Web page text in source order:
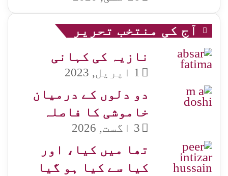
آج کی منتخب تحریر
نازیہ کی کہانی
1 اپریل, 2023
دو دلوں کے درمیان
خاموشی کا فاصلہ
3 اگست, 2026
تھا میں کیا، اور
کیا سے کیا ہو گیا